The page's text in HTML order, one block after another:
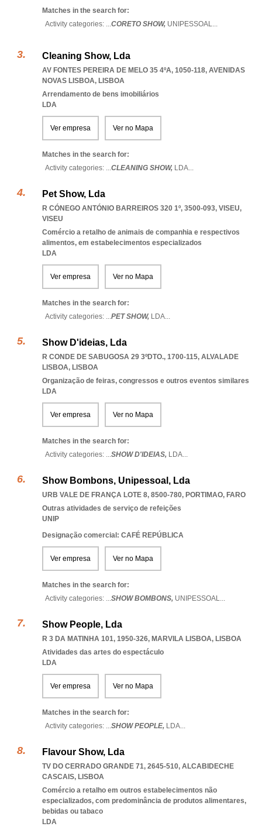
Matches in the search for:
Activity categories: ...CORETO SHOW, UNIPESSOAL...
Cleaning Show, Lda
AV FONTES PEREIRA DE MELO 35 4ºA, 1050-118, AVENIDAS
NOVAS LISBOA, LISBOA
Arrendamento de bens imobiliários
LDA
Ver empresa Ver no Mapa
Matches in the search for:
Activity categories: ...CLEANING SHOW, LDA...
Pet Show, Lda
R CÓNEGO ANTÓNIO BARREIROS 320 1º, 3500-093, VISEU,
VISEU
Comércio a retalho de animais de companhia e respectivos
alimentos, em estabelecimentos especializados
LDA
Ver empresa Ver no Mapa
Matches in the search for:
Activity categories: ...PET SHOW, LDA...
Show D'ideias, Lda
R CONDE DE SABUGOSA 29 3ºDTO., 1700-115, ALVALADE
LISBOA, LISBOA
Organização de feiras, congressos e outros eventos similares
LDA
Ver empresa Ver no Mapa
Matches in the search for:
Activity categories: ...SHOW D'IDEIAS, LDA...
Show Bombons, Unipessoal, Lda
URB VALE DE FRANÇA LOTE 8, 8500-780, PORTIMAO, FARO
Outras atividades de serviço de refeições
UNIP
Designação comercial: CAFÉ REPÚBLICA
Ver empresa Ver no Mapa
Matches in the search for:
Activity categories: ...SHOW BOMBONS, UNIPESSOAL...
Show People, Lda
R 3 DA MATINHA 101, 1950-326, MARVILA LISBOA, LISBOA
Atividades das artes do espectáculo
LDA
Ver empresa Ver no Mapa
Matches in the search for:
Activity categories: ...SHOW PEOPLE, LDA...
Flavour Show, Lda
TV DO CERRADO GRANDE 71, 2645-510, ALCABIDECHE
CASCAIS, LISBOA
Comércio a retalho em outros estabelecimentos não
especializados, com predominância de produtos alimentares,
bebidas ou tabaco
LDA